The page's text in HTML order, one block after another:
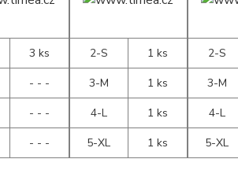
3 ks
- - -
- - -
- - -
2-S
1 ks
3-M
1 ks
4-L
1 ks
5-XL
1 ks
2-S
3-M
4-L
5-XL